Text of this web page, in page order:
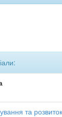
та розвиток